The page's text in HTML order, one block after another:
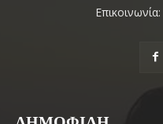
Επικοινωνία: